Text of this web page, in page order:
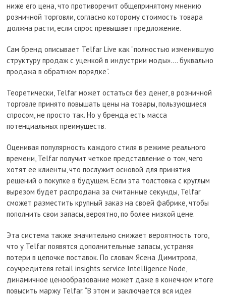
ниже его цена, что противоречит общепринятому мнению
розничной торговли, согласно которому стоимость товара
должна расти, если спрос превышает предложение.
Сам бренд описывает Telfar Live как “полностью изменившую
структуру продаж с уценкой в индустрии моды».… буквально
продажа в обратном порядке”.
Теоретически, Telfar может остаться без денег, в розничной
торговле принято повышать цены на товары, пользующиеся
спросом, не просто так. Но у бренда есть масса
потенциальных преимуществ.
Оценивая популярность каждого стиля в режиме реального
времени, Telfar получит четкое представление о том, чего
хотят ее клиенты, что послужит основой для принятия
решений о покупке в будущем. Если эта толстовка с круглым
вырезом будет распродана за считанные секунды, Telfar
сможет разместить крупный заказ на своей фабрике, чтобы
пополнить свои запасы, вероятно, по более низкой цене.
Эта система также значительно снижает вероятность того,
что у Telfar появятся дополнительные запасы, устраняя
потери в цепочке поставок. По словам Ясена Димитрова,
соучредителя retail insights service Intelligence Node,
динамичное ценообразование может даже в конечном итоге
повысить маржу Telfar. “В этом и заключается вся идея